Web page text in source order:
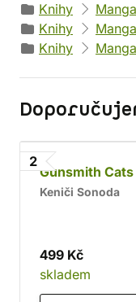
Knihy
Manga
Knihy
Manga
Knihy
Manga
2
Gunsmith Cats
Keniči Sonoda
499 Kč
skladem